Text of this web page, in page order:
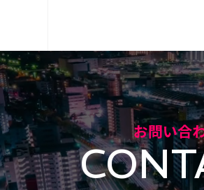
お問い合